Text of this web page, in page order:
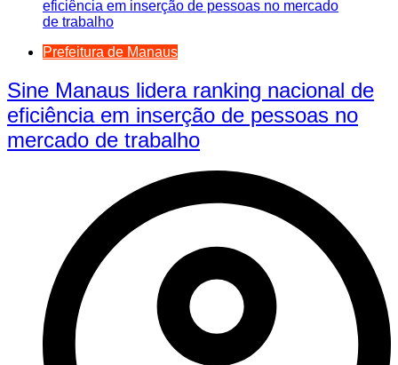
Prefeitura de Manaus
Sine Manaus lidera ranking nacional de
eficiência em inserção de pessoas no
mercado de trabalho